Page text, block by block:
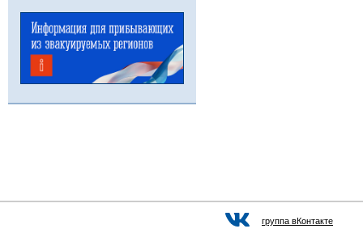
группа вКонтакте